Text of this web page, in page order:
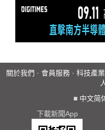
關於我們 · 會員服務 · 科技產
■ 中文简
下載新聞App